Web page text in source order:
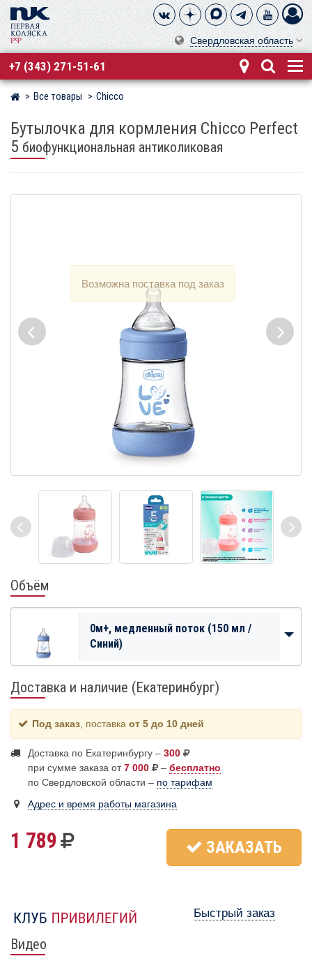
Свердловская область
+7 (343) 271-51-61
Магазин детских колясок
Все товары Chicco
Бутылочка для кормления Chicco Perfect
5 биофункциональная антиколиковая
Объём
0м+, медленный поток (150 мл /
Синий)
Доставка и наличие (Екатеринбург)
Под заказ , поставка от 5 до 10 дней
Доставка по Екатеринбургу – 300
при сумме заказа от7 000 – бесплатно
по Свердловской области – по тарифам
Адрес и время работы магазина
1 789 ЗАКАЗАТЬ
Быстрый заказ
Видео